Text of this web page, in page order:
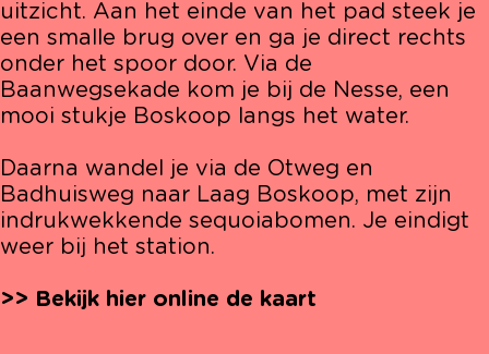
uitzicht. Aan het einde van het pad steek je
een smalle brug over en ga je direct rechts
onder het spoor door. Via de
Baanwegsekade kom je bij de Nesse, een
mooi stukje Boskoop langs het water.
Daarna wandel je via de Otweg en
Badhuisweg naar Laag Boskoop, met zijn
indrukwekkende sequoiabomen. Je eindigt
weer bij het station.
>> Bekijk hier online de kaart